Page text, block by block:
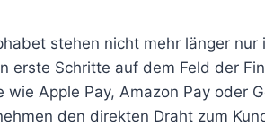
stehen nicht mehr länger nur
erste Schritte auf dem Feld der
Apple Pay, Amazon Pay oder
den direkten Draht zum